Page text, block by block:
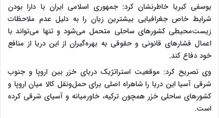
یوسفی کبریا خاطرنشان کرد: جمهوری اسلامی ایران با دارا بودن
شرایط خاص جغرافیایی بیشترین زیان را به دلیل عدم ملاحظات
زیست‌محیطی کشورهای ساحلی متحمل می‌شود و تنها می‌تواند با
اعمال فشارهای قانونی و حقوقی به بهره‌گیران از این دریا از منافع
خود دفاع کند.
وی تصریح کرد: موقعیت استراتژیک دریای خزر بین اروپا و جنوب
شرقی آسیا این دریا را شاهراه اصلی برای حمل‌ونقل کالا میان اروپا و
کشورهای ساحلی خزر همچون ترکیه، خاورمیانه و آسیای شرقی کرده
است.